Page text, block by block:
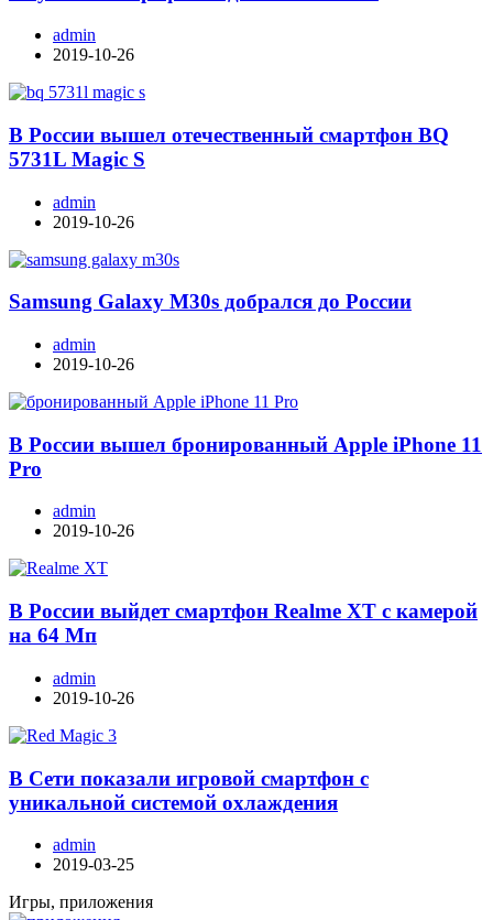
admin
2019-10-26
В России вышел отечественный смартфон BQ
5731L Magic S
admin
2019-10-26
Samsung Galaxy M30s добрался до России
admin
2019-10-26
В России вышел бронированный Apple iPhone 11
Pro
admin
2019-10-26
В России выйдет смартфон Realme XT с камерой
на 64 Мп
admin
2019-10-26
В Сети показали игровой смартфон с
уникальной системой охлаждения
admin
2019-03-25
Игры, приложения